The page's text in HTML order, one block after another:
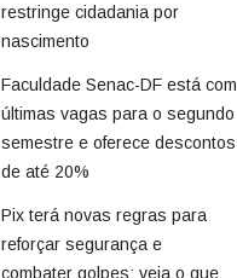
restringe cidadania por
nascimento
Faculdade Senac-DF está com
últimas vagas para o segundo
semestre e oferece descontos
de até 20%
Pix terá novas regras para
reforçar segurança e
combater golpes; veja o que